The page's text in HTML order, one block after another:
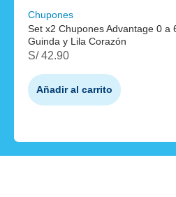
Chupones
Set x2 Chupones Advantage 0 a
Guinda y Lila Corazón
S/42.90
Añadir al carrito